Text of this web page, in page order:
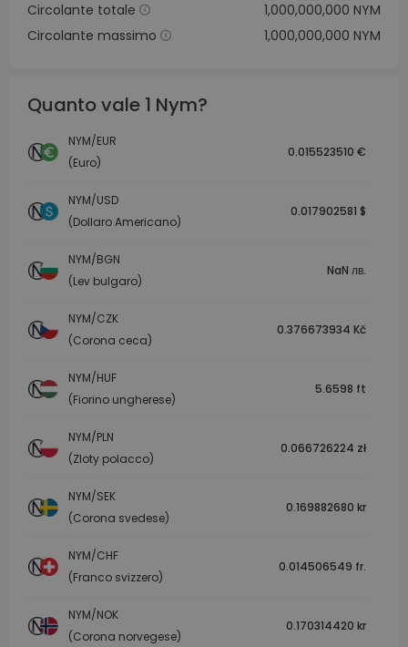
Circolante totale
1,000,000,000 NYM
Circolante massimo
1,000,000,000 NYM
Quanto vale 1 Nym?
NYM/EUR
(Euro)
0.015523510 €
NYM/USD
(Dollaro Americano)
0.017902581 $
NYM/BGN
(Lev bulgaro)
NaN лв.
NYM/CZK
(Corona ceca)
0.376673934 Kč
NYM/HUF
(Fiorino ungherese)
5.6598 ft
NYM/PLN
(Zloty polacco)
0.066726224 zł
NYM/SEK
(Corona svedese)
0.169882680 kr
NYM/CHF
(Franco svizzero)
0.014506549 fr.
NYM/NOK
(Corona norvegese)
0.170314420 kr